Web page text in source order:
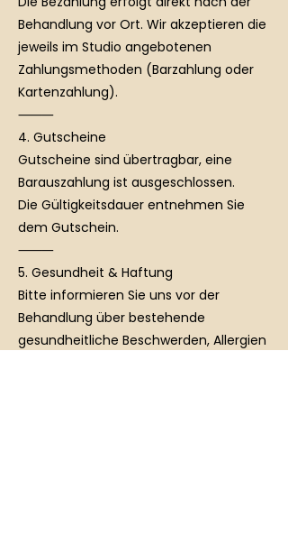
Behandlung vor Ort. Wir akzeptieren die
jeweils im Studio angebotenen
Zahlungsmethoden (Barzahlung oder
Kartenzahlung).
⸻
4. Gutscheine
Gutscheine sind übertragbar, eine
Barauszahlung ist ausgeschlossen.
Die Gültigkeitsdauer entnehmen Sie
dem Gutschein.
⸻
5. Gesundheit & Haftung
Bitte informieren Sie uns vor der
Behandlung über bestehende
gesundheitliche Beschwerden, Allergien